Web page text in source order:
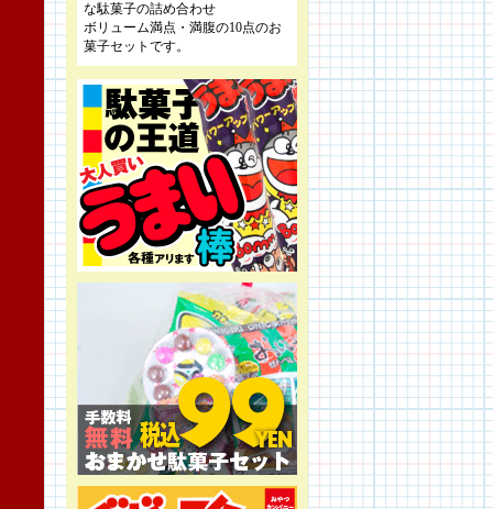
な駄菓子の詰め合わせ
ボリューム満点・満腹の10点のお
菓子セットです。